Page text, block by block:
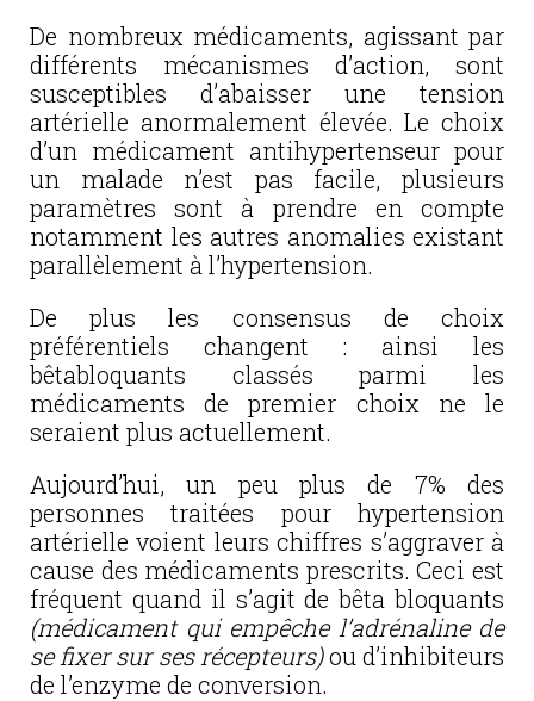
De nombreux médicaments, agissant par
différents mécanismes d’action, sont
susceptibles d’abaisser une tension
artérielle anormalement élevée. Le choix
d’un médicament antihypertenseur pour
un malade n’est pas facile, plusieurs
paramètres sont à prendre en compte
notamment les autres anomalies existant
parallèlement à l’hypertension.
De plus les consensus de choix
préférentiels changent : ainsi les
bêtabloquants classés parmi les
médicaments de premier choix ne le
seraient plus actuellement.
Aujourd’hui, un peu plus de 7% des
personnes traitées pour hypertension
artérielle voient leurs chiffres s’aggraver à
cause des médicaments prescrits. Ceci est
fréquent quand il s’agit de bêta bloquants
(médicament qui empêche l’adrénaline de
se fixer sur ses récepteurs)ou d’inhibiteurs
de l’enzyme de conversion.